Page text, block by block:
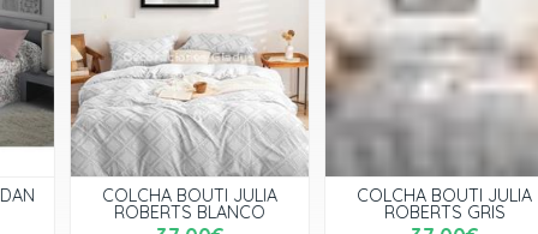
COLCHA BOUTI JULIA
ROBERTS BLANCO
COLCHA BOUTI JULIA
ROBERTS GRIS